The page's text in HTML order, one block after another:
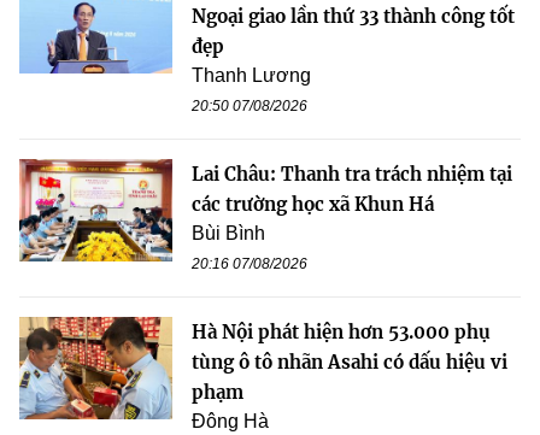
Ngoại giao lần thứ 33 thành công tốt
đẹp
Thanh Lương
20:50 07/08/2026
Lai Châu: Thanh tra trách nhiệm tại
các trường học xã Khun Há
Bùi Bình
20:16 07/08/2026
Hà Nội phát hiện hơn 53.000 phụ
tùng ô tô nhãn Asahi có dấu hiệu vi
phạm
Đông Hà